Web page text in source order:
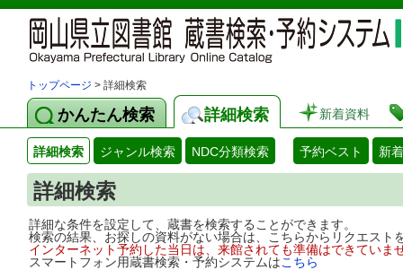
トップページ > 詳細検索
かんたん検索 詳細検索 新着資料
詳細検索 ジャンル検索 NDC分類検索 予約ベスト 新
詳細検索
詳細な条件を設定して、蔵書を検索することができます。
検索の結果、お探しの資料がない場合は、こちらからリクエス
インターネット予約した当日は、来館されても準備はできてい
スマートフォン用蔵書検索・予約システムはこちら